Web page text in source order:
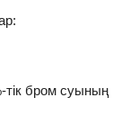
тік бром суының